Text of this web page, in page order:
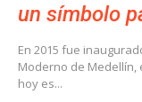
un símbolo
En 2015 fue
Moderno de Medellín,
hoy es...